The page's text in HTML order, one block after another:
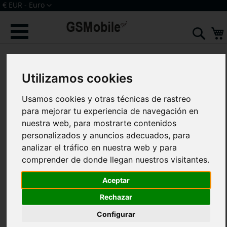
Utilizamos cookies
Usamos cookies y otras técnicas de rastreo
para mejorar tu experiencia de navegación en
nuestra web, para mostrarte contenidos
personalizados y anuncios adecuados, para
analizar el tráfico en nuestra web y para
comprender de donde llegan nuestros visitantes.
Aceptar
Rechazar
Configurar
Ir
al
contenido
Moneda
€ EUR - Euro
galería
imágenes